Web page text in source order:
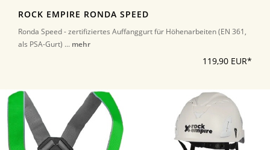
ROCK EMPIRE RONDA SPEED
Ronda Speed - zertifiziertes Auffanggurt für Höhenarbeiten (EN 361,
als PSA-Gurt) ... mehr
119,90 EUR*